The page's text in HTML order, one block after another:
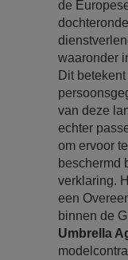
de
waaronder
Dit
van deze
echter
om ervoor
beschermd
verklaring.
een
binnen de
Umbrella